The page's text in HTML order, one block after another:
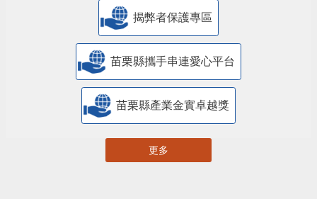
揭弊者保護專區
苗栗縣攜手串連愛心平台
苗栗縣產業金實卓越獎
更多